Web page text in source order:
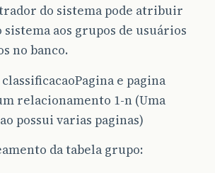
do sistema pode atribuir
sistema aos grupos de usuários
no banco.
e pagina
relacionamento 1-n (Uma
possui varias paginas)
da tabela grupo: